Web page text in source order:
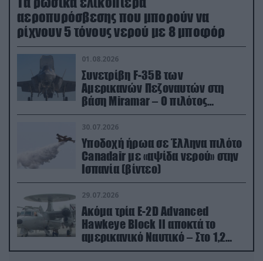
αεροπυρόσβεσης που μπορούν να
ρίχνουν 5 τόνους νερού με 8 μποφόρ
01.08.2026
Συνετρίβη F-35B των
Αμερικανών Πεζοναυτών στη
βάση Miramar – Ο πιλότος
εκτινάχθηκε εγκαίρως
30.07.2026
Υποδοχή ήρωα σε Έλληνα πιλότο
Canadair με «αψίδα νερού» στην
Ισπανία (βίντεο)
29.07.2026
Ακόμα τρία E-2D Advanced
Hawkeye Block II αποκτά το
αμερικανικό Ναυτικό – Στο 1,2
δισ.δολάρια το κόστος